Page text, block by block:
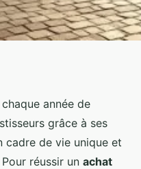
immobilières
année de
grâce à ses
cadre de vie unique et
réussir un achat